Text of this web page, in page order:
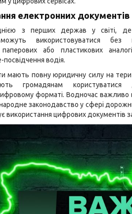
електронних документів
з перших держав у світі, де
використовуватися без
або пластикових
водія.
мають повну юридичну силу на
громадянам користуватися
форматі. Водночас важливо
законодавство у сфері
використання цифрових документів